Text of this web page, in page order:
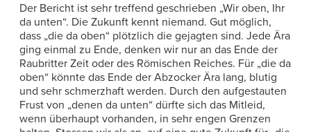
Der Bericht ist sehr treffend geschrieben „Wir oben, Ihr
da unten“. Die Zukunft kennt niemand. Gut möglich,
dass „die da oben“ plötzlich die gejagten sind. Jede Ära
ging einmal zu Ende, denken wir nur an das Ende der
Raubritter Zeit oder des Römischen Reiches. Für „die da
oben“ könnte das Ende der Abzocker Ära lang, blutig
und sehr schmerzhaft werden. Durch den aufgestauten
Frust von „denen da unten“ dürfte sich das Mitleid,
wenn überhaupt vorhanden, in sehr engen Grenzen